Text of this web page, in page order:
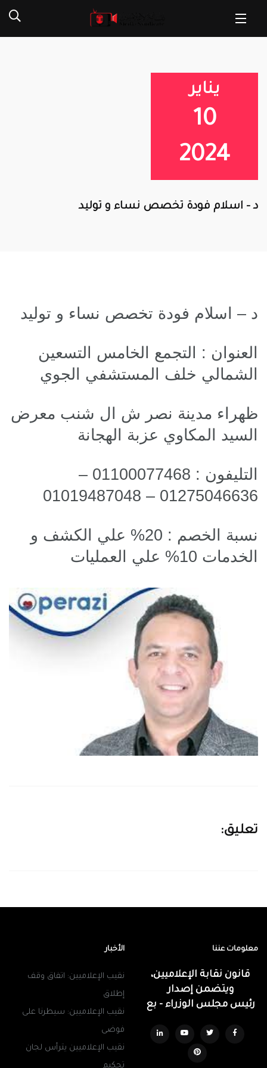
يناير
10
2024
د – اسلام فودة تخصص نساء و توليد
د – اسلام فودة تخصص نساء و توليد
العنوان : التجمع الخامس التسعين
الشمالي خلف المستشفي الجوي
ظهراء مدينة نصر ش ال شنب معرض
السيد المكاوي عزبة الهجانة
التليفون : 01100077468 –
01275046636 – 01019487048
نسبة الخصم : 20% علي الكشف و
الخدمات 10% علي العمليات
تعليق:
معلومات عننا
قانون نقابة الإعلاميين،
ويتضمن إصدار
رئيس مجلس الوزراء - بع
الأخبار
نقيب الإعلاميين: اتفاق وقف
إطلاق
نقيب الإعلاميين: سيطرنا على
فوضى
نقيب الإعلاميين يترأس لجان
تحكيم